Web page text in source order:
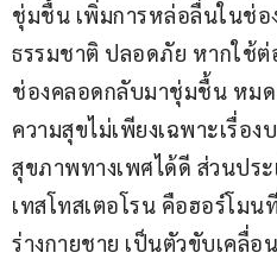
ชุ่มชื้น เพิ่มการหล่อลื่นในช่อ
ธรรมชาติ ปลอดภัย หากใช้ต่
ช่องคลอดกลับมาชุ่มชื้น หม
ความสุขไม่เพียงเฉพาะเรื่อ
สุขภาพทางเพศได้ดี ส่วนปร
เทสโทสเตอโรน คือฮอร์โมน
ร่างกายชาย เป็นตัวขับเคลื่อ